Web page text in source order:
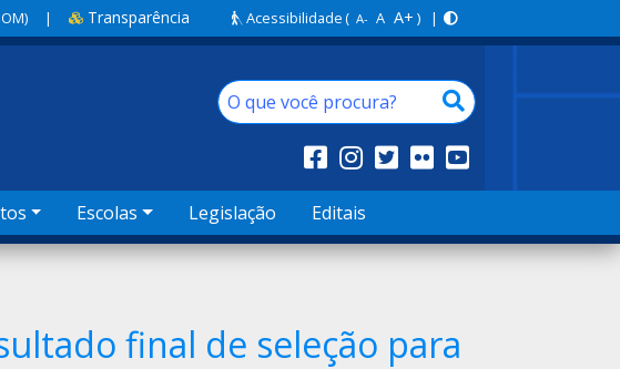
| Transparência Acessibilidade( A- A A+ ) |
Escolas Legislação Editais
final de seleção para